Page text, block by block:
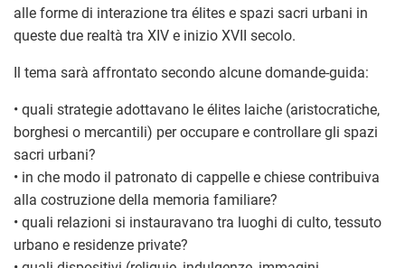
alle forme di interazione tra élites e spazi sacri urbani in
queste due realtà tra XIV e inizio XVII secolo.
Il tema sarà affrontato secondo alcune domande-guida:
• quali strategie adottavano le élites laiche (aristocratiche,
borghesi o mercantili) per occupare e controllare gli spazi
sacri urbani?
• in che modo il patronato di cappelle e chiese contribuiva
alla costruzione della memoria familiare?
• quali relazioni si instauravano tra luoghi di culto, tessuto
urbano e residenze private?